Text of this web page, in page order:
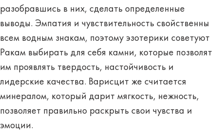
разобравшись в них, сделать определенные
выводы. Эмпатия и чувствительность свойственны
всем водным знакам, поэтому эзотерики советуют
Ракам выбирать для себя камни, которые позволят
им проявлять твердость, настойчивость и
лидерские качества. Варисцит же считается
минералом, который дарит мягкость, нежность,
позволяет правильно раскрыть свои чувства и
эмоции.